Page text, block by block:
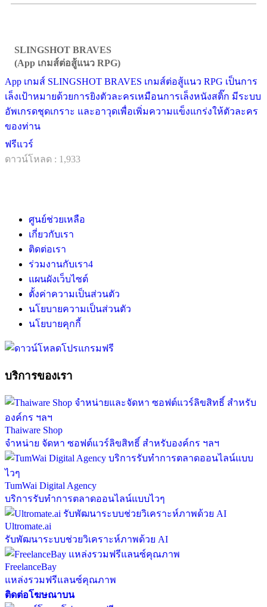
SLINGSHOT BRAVES
(App เกมส์ต่อสู้แนว RPG)
App เกมส์ SLINGSHOT BRAVES เกมส์ต่อสู้แนว RPG เป็นการ
เล็งเป้าหมายด้วยการยิงตัวละครเหมือนการเล็งหนังสติ๊ก มีระบบ
อัพเกรดชุดเกราะ และอาวุดเพื่อเพิ่มความแข็งแกร่งให้ตัวละคร
ของท่าน
ฟรีแวร์
ดาวน์โหลด : 1,933
ศูนย์ช่วยเหลือ
เกี่ยวกับเรา
ติดต่อเรา
ร่วมงานกับเรา4
แผนผังเว็บไซต์
ตั้งค่าความเป็นส่วนตัว
นโยบายความเป็นส่วนตัว
นโยบายคุกกี้
บริการของเรา
Thaiware Shop
จำหน่าย จัดหา ซอฟต์แวร์ลิขสิทธิ์ สำหรับองค์กร ฯลฯ
TumWai Digital Agency
บริการรับทำการตลาดออนไลน์แบบไวๆ
Ultromate.ai
รับพัฒนาระบบช่วยวิเคราะห์ภาพด้วย AI
FreelanceBay
แหล่งรวมฟรีแลนซ์คุณภาพ
ติดต่อโฆษณาบน